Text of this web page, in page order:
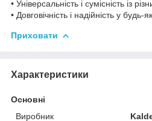
• Універсальність і сумісність із
• Довговічність і надійність у будь-
Приховати
Характеристики
Основні
Виробник